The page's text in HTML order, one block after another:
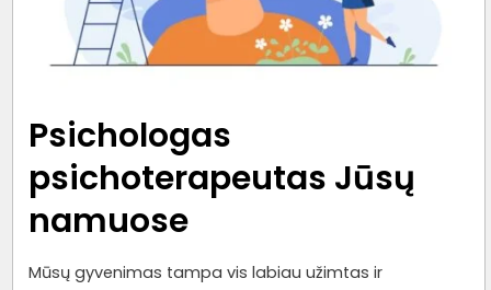
diegimas
Psichologas
psichoterapeutas Jūsų
namuose
Mūsų gyvenimas tampa vis labiau užimtas ir